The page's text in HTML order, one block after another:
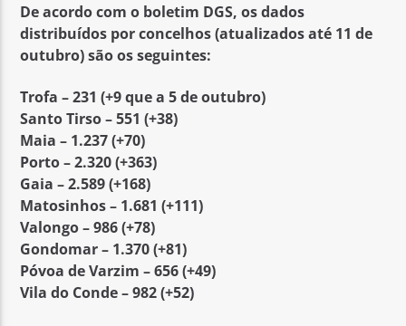
De acordo com o boletim DGS, os dados
distribuídos por concelhos(atualizados até 11 de
outubro)são os seguintes:
Trofa – 231 (+9 que a 5 de outubro)
Santo Tirso – 551 (+38)
Maia – 1.237 (+70)
Porto – 2.320 (+363)
Gaia – 2.589 (+168)
Matosinhos – 1.681 (+111)
Valongo – 986 (+78)
Gondomar – 1.370 (+81)
Póvoa de Varzim – 656 (+49)
Vila do Conde – 982 (+52)